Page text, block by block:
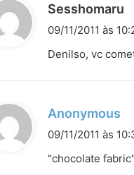
Sesshomaru
i
e
09/11/2011 às
Denilso, vc
Anonymous
i
09/11/2011 às
"chocolate